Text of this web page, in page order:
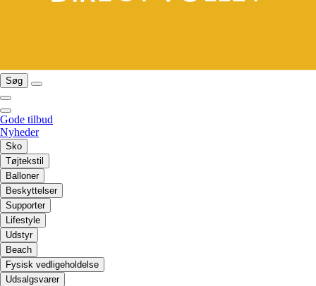
Søg
Gode tilbud
Nyheder
Sko
Tøjtekstil
Balloner
Beskyttelser
Supporter
Lifestyle
Udstyr
Beach
Fysisk vedligeholdelse
Udsalgsvarer